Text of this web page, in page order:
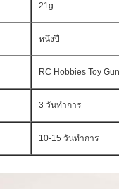
21g
หนึ่งปี
RC Hobbies Toy
3 วันทำการ
10-15 วันทำการ